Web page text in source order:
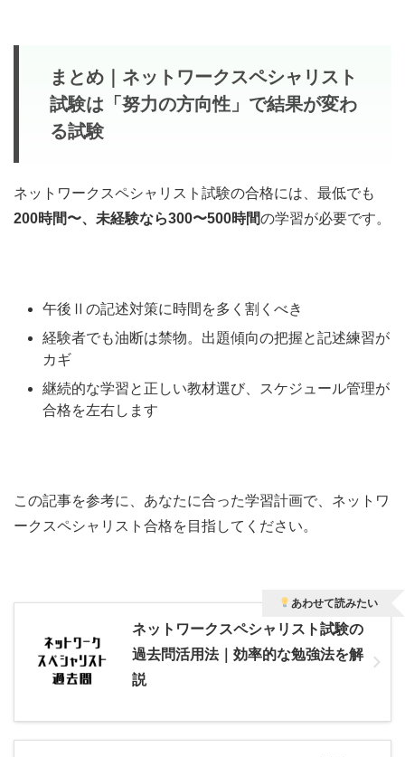
まとめ｜ネットワークスペシャリスト
試験は「努力の方向性」で結果が変わ
る試験
ネットワークスペシャリスト試験の合格には、最低でも
200時間〜、未経験なら300〜500時間の学習が必要です。
午後Ⅱの記述対策に時間を多く割くべき
経験者でも油断は禁物。出題傾向の把握と記述練習が
カギ
継続的な学習と正しい教材選び、スケジュール管理が
合格を左右します
この記事を参考に、あなたに合った学習計画で、ネットワ
ークスペシャリスト合格を目指してください。
ネットワークスペシャリスト試験の
過去問活用法｜効率的な勉強法を解
説
あわせて読みたい